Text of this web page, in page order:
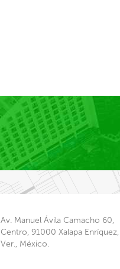
Av. Manuel Ávila Camacho 60,
Centro, 91000 Xalapa Enríquez,
Ver., México.